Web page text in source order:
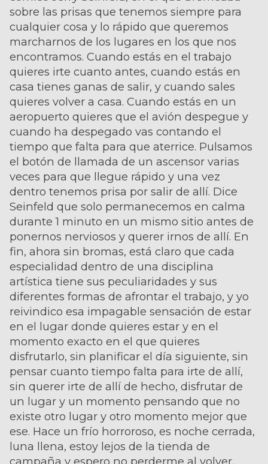
sobre las prisas que tenemos siempre para
cualquier cosa y lo rápido que queremos
marcharnos de los lugares en los que nos
encontramos. Cuando estás en el trabajo
quieres irte cuanto antes, cuando estás en
casa tienes ganas de salir, y cuando sales
quieres volver a casa. Cuando estás en un
aeropuerto quieres que el avión despegue y
cuando ha despegado vas contando el
tiempo que falta para que aterrice. Pulsamos
el botón de llamada de un ascensor varias
veces para que llegue rápido y una vez
dentro tenemos prisa por salir de allí. Dice
Seinfeld que solo permanecemos en calma
durante 1 minuto en un mismo sitio antes de
ponernos nerviosos y querer irnos de allí. En
fin, ahora sin bromas, está claro que cada
especialidad dentro de una disciplina
artística tiene sus peculiaridades y sus
diferentes formas de afrontar el trabajo, y yo
reivindico esa impagable sensación de estar
en el lugar donde quieres estar y en el
momento exacto en el que quieres
disfrutarlo, sin planificar el día siguiente, sin
pensar cuanto tiempo falta para irte de allí,
sin querer irte de allí de hecho, disfrutar de
un lugar y un momento pensando que no
existe otro lugar y otro momento mejor que
ese. Hace un frío horroroso, es noche cerrada,
luna llena, estoy lejos de la tienda de
campaña y espero no perderme al volver,